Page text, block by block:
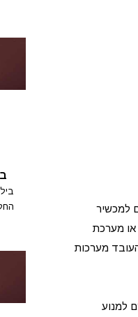
למכשיר
או מערכת
מערכות
למנוע